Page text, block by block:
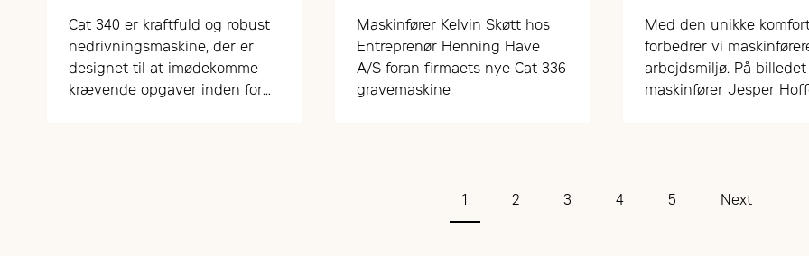
Cat 340 er kraftfuld og robust
nedrivningsmaskine, der er
designet til at imødekomme
krævende opgaver inden for
Maskinfører Kelvin Skøtt hos
Entreprenør Henning Have
A/S foran firmaets nye Cat 336
gravemaskine
Med den unikke
forbedrer vi
arbejdsmiljø. På billedet
maskinfører Jesper
1 2 3 4 5 Next